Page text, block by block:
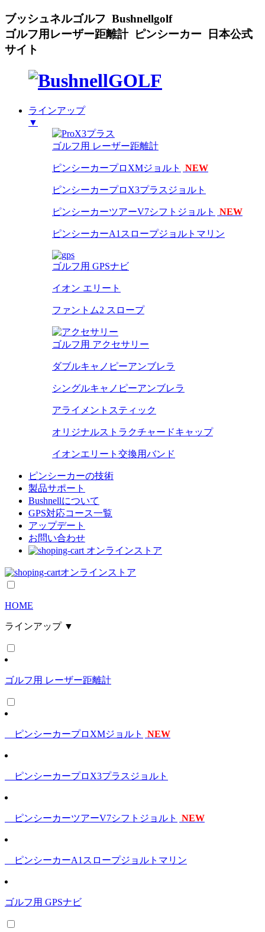
ブッシュネルゴルフ Bushnellgolf
ゴルフ用レーザー距離計 ピンシーカー 日本公式
サイト
ラインアップ
▼
ゴルフ用 レーザー距離計
ピンシーカープロXMジョルト NEW
ピンシーカープロX3プラスジョルト
ピンシーカーツアーV7シフトジョルト NEW
ピンシーカーA1スロープジョルトマリン
ゴルフ用 GPSナビ
イオン エリート
ファントム2 スロープ
ゴルフ用 アクセサリー
ダブルキャノピーアンブレラ
シングルキャノピーアンブレラ
アライメントスティック
オリジナルストラクチャードキャップ
イオンエリート交換用バンド
ピンシーカーの技術
製品サポート
Bushnellについて
GPS対応コース一覧
アップデート
お問い合わせ
オンラインストア
オンラインストア
HOME
ラインアップ ▼
ゴルフ用 レーザー距離計
ピンシーカープロXMジョルト NEW
ピンシーカープロX3プラスジョルト
ピンシーカーツアーV7シフトジョルト NEW
ピンシーカーA1スロープジョルトマリン
ゴルフ用 GPSナビ